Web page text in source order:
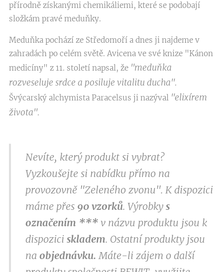
přírodně získanými chemikáliemi, které se podobají
složkám pravé meduňky.
Meduňka pochází ze Středomoří a dnes ji najdeme v
zahradách po celém světě. Avicena ve své knize "Kánon
medicíny" z 11. století napsal, že "meduňka
rozveseluje srdce a posiluje vitalitu ducha".
Švýcarský alchymista Paracelsus ji nazýval "elixírem
života".
Nevíte, který produkt si vybrat?
Vyzkoušejte si nabídku přímo na
provozovně "Zeleného zvonu". K dispozici
máme přes 90 vzorků. Výrobky s
označením *** v názvu produktu jsou k
dispozici skladem. Ostatní produkty jsou
na objednávku. Máte-li zájem o další